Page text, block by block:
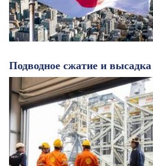
Подводное сжатие и